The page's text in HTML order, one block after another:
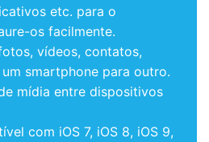
etc. para o
os facilmente.
vídeos, contatos,
smartphone para outro.
mídia entre dispositivos
com iOS 7, iOS 8, iOS 9,